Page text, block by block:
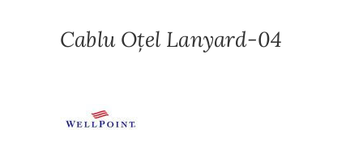
Cablu Oțel Lanyard-04